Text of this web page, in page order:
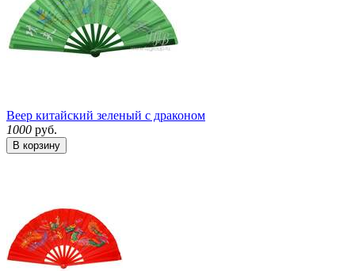
Веер китайский зеленый с драконом
1000 руб.
В корзину